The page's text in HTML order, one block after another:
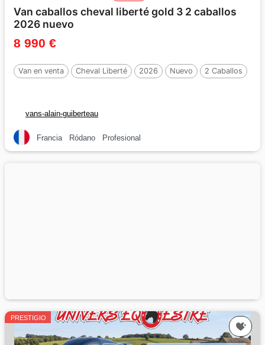
Van caballos cheval liberté gold 3 2 caballos
2026 nuevo
8 990 €
Van en venta Cheval Liberté 2026 Nuevo 2 Caballos
vans-alain-guiberteau
Francia Ródano Profesional
PRESTIGIO